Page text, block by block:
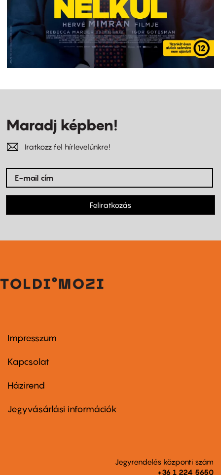
Maradj képben!
Iratkozz fel hírlevelünkre!
Feliratkozás
Footer
first
Impresszum
Kapcsolat
Footer
second
Házirend
Jegyvásárlási információk
Jegyrendelés központi szám
+36 1 224 5650